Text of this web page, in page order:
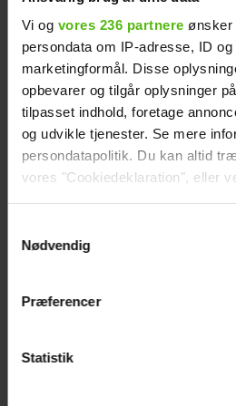
Vi og vores 236 partnere ønsker
persondata om IP-adresse, ID
marketingformål. Disse
opbevarer og tilgår oplysninger
tilpasset indhold, foretage
og udvikle tjenester. Se mere
persondatapolitik. Du kan altid
vores "Cookiedeklaration", eller
Vi anvender egne cookies og
generere statistik og huske dine
Nødvendig
Præferencer
Statistik